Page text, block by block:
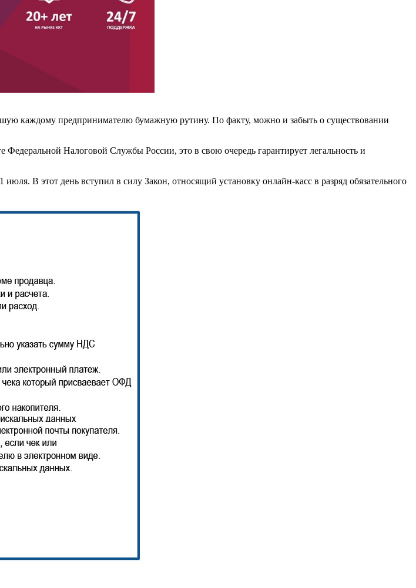
каждому предпринимателю бумажную рутину. По факту, можно и забыть о существовании
Налоговой Службы России, это в свою очередь гарантирует легальность и
В этот день вступил в силу Закон, относящий установку онлайн-касс в разряд обязательного